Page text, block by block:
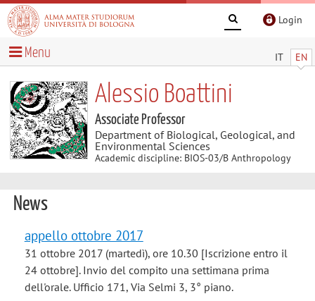
Login
IT EN
Menu
Alessio Boattini
Associate Professor
Department of Biological, Geological, and
Environmental Sciences
Academic discipline: BIOS-03/B Anthropology
News
appello ottobre 2017
31 ottobre 2017 (martedì), ore 10.30 [Iscrizione entro il
24 ottobre]. Invio del compito una settimana prima
dell'orale. Ufficio 171, Via Selmi 3, 3° piano.